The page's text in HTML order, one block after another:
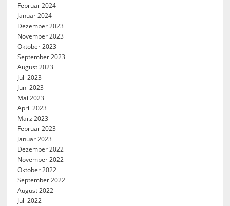
Februar 2024
Januar 2024
Dezember 2023
November 2023
Oktober 2023
September 2023
August 2023
Juli 2023
Juni 2023
Mai 2023
April 2023
März 2023
Februar 2023
Januar 2023
Dezember 2022
November 2022
Oktober 2022
September 2022
August 2022
Juli 2022